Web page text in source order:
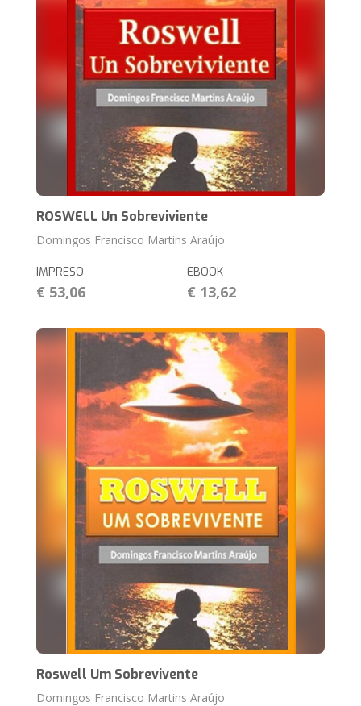
ROSWELL Un Sobreviviente
Domingos Francisco Martins Araújo
IMPRESO
€ 53,06
EBOOK
€ 13,62
Roswell Um Sobrevivente
Domingos Francisco Martins Araújo